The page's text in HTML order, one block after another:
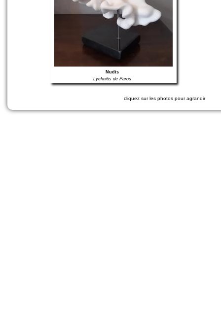
Nudis
Lychnitis de Paros
cliquez sur les photos pour agrandir